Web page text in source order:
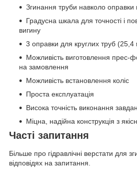
Згинання труби навколо оправки
Градусна шкала для точності і
вигину
3 оправки для круглих труб
Можливість виготовлення прес-
на замовлення
Можливість встановлення коліс
Проста експлуатація
Висока точність виконання
Міцна, надійна конструкція з
Часті запитання
Більше про гідравлічні верстати для
відповідях на запитання.